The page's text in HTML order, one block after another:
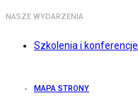
NASZE WYDARZENIA
Szkolenia i konferencje
MAPA STRONY